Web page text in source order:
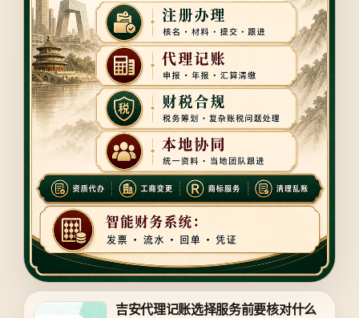
吉安代理记账选择服务前要核对什么